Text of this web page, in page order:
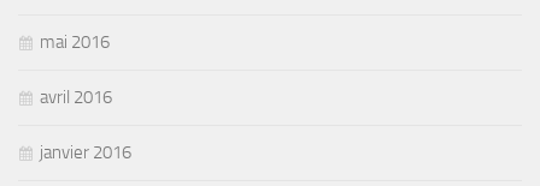
mai 2016
avril 2016
janvier 2016